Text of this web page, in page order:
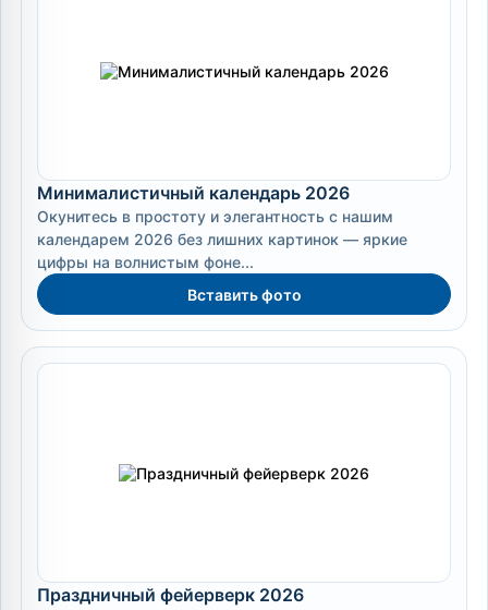
Минималистичный календарь 2026
Окунитесь в простоту и элегантность с нашим
календарем 2026 без лишних картинок — яркие
цифры на волнистым фоне...
Вставить фото
Праздничный фейерверк 2026